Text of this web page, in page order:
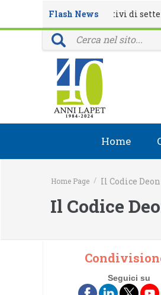
Home
Il Codice
Home Page / Il Codice
Flash News
eventi formativi di settembre
40 anni della rivista Il
Seguici su